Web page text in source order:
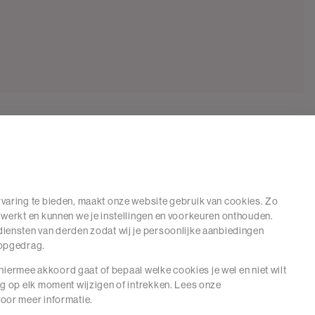
te bieden, maakt onze website gebruik van cookies. Zo
en kunnen we je instellingen en voorkeuren onthouden.
van derden zodat wij je persoonlijke aanbiedingen
akkoord gaat of bepaal welke cookies je wel en niet wilt
op elk moment wijzigen of intrekken. Lees onze
meer informatie.